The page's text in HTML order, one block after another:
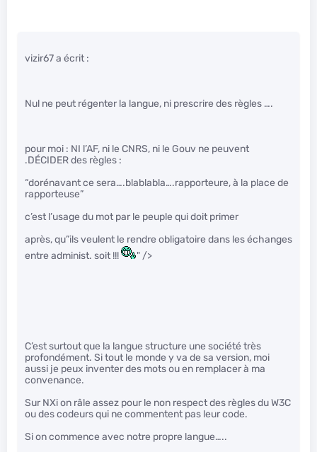
vizir67 a écrit :
Nul ne peut régenter la langue, ni prescrire des règles ….
pour moi : NI l’AF, ni le CNRS, ni le Gouv ne peuvent
.DÉCIDER des règles :
“dorénavant ce sera….blablabla….rapporteure, à la place de
rapporteuse”
c’est l’usage du mot par le peuple qui doit primer
après, qu”ils veulent le rendre obligatoire dans les échanges
entre administ. soit !!!
" />
C’est surtout que la langue structure une société très
profondément. Si tout le monde y va de sa version, moi
aussi je peux inventer des mots ou en remplacer à ma
convenance.
Sur NXi on râle assez pour le non respect des règles du W3C
ou des codeurs qui ne commentent pas leur code.
Si on commence avec notre propre langue…..